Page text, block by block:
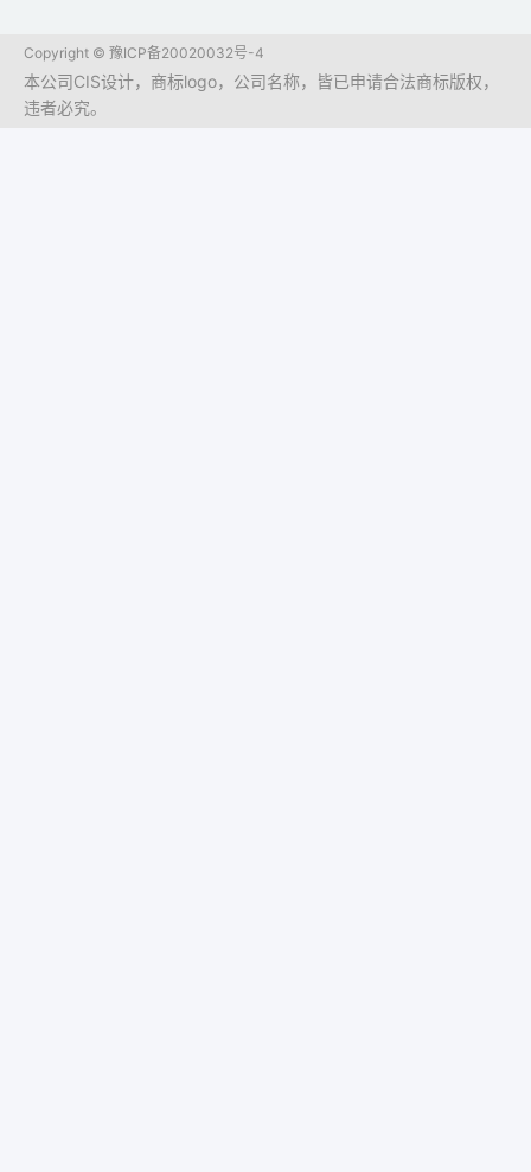
Copyright © 豫ICP备20020032号-4
本公司CIS设计，商标logo，公司名称，皆已申请合法商标版权，
违者必究。